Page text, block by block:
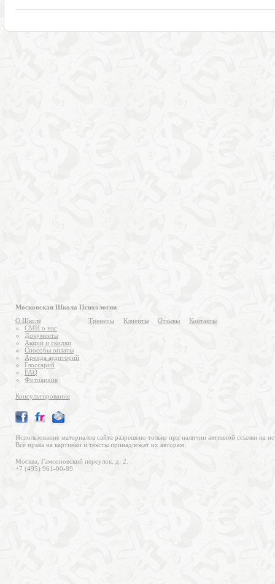
Московская Школа Психологии
О Школе
СМИ о нас
Документы
Акции и скидки
Способы оплаты
Аренда аудиторий
Глоссарий
FAQ
Фотоархив
Тренеры Клиенты Отзывы Контакты
Консультирование
Использование материалов сайта разрешено только при наличии активной ссылки на
Все права на картинки и тексты принадлежат их авторам.
Москва, Гамсоновский переулок, д. 2.
+7 (495) 961-00-89.